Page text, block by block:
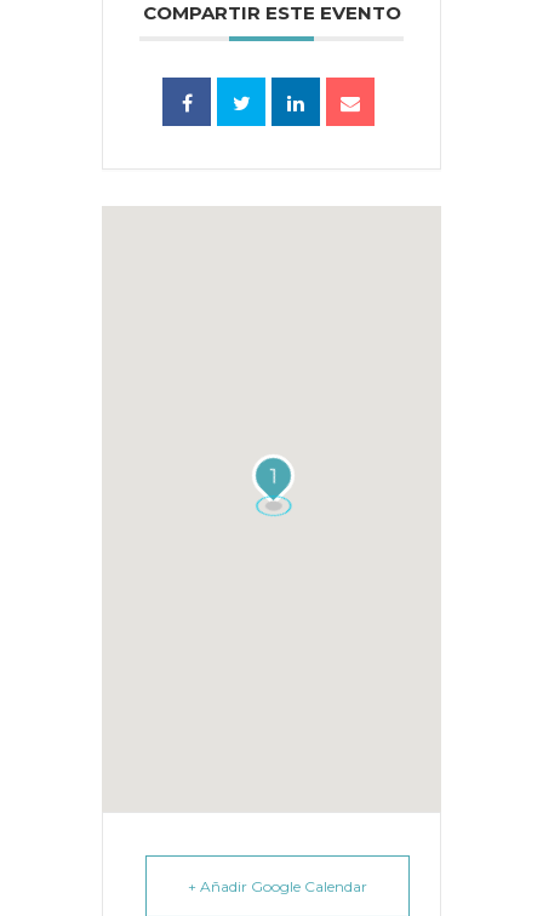
COMPARTIR ESTE EVENTO
1
+ Añadir Google Calendar